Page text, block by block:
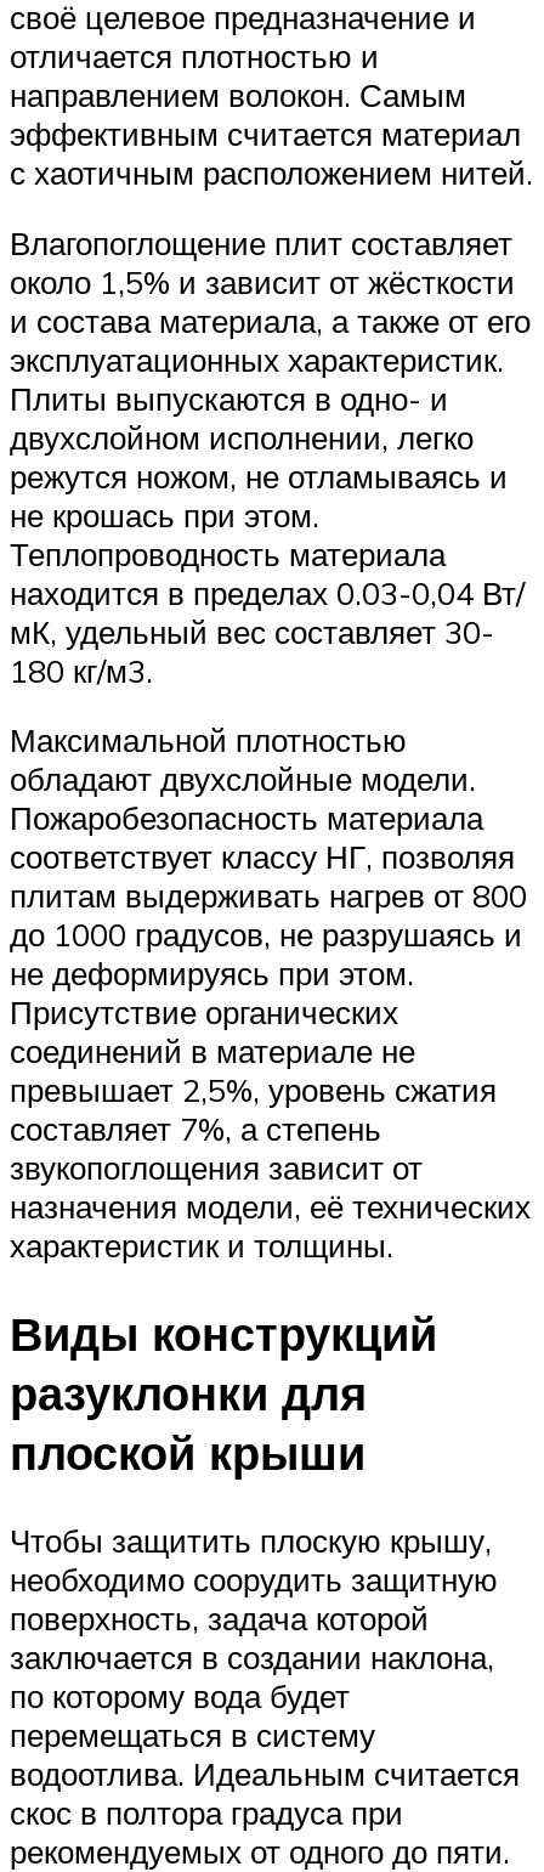
своё целевое предназначение и
отличается плотностью и
направлением волокон. Самым
эффективным считается материал
с хаотичным расположением нитей.
Влагопоглощение плит составляет
около 1,5% и зависит от жёсткости
и состава материала, а также от его
эксплуатационных характеристик.
Плиты выпускаются в одно- и
двухслойном исполнении, легко
режутся ножом, не отламываясь и
не крошась при этом.
Теплопроводность материала
находится в пределах 0.03-0,04 Вт/
мК, удельный вес составляет 30-
180 кг/м3.
Максимальной плотностью
обладают двухслойные модели.
Пожаробезопасность материала
соответствует классу НГ, позволяя
плитам выдерживать нагрев от 800
до 1000 градусов, не разрушаясь и
не деформируясь при этом.
Присутствие органических
соединений в материале не
превышает 2,5%, уровень сжатия
составляет 7%, а степень
звукопоглощения зависит от
назначения модели, её технических
характеристик и толщины.
Виды конструкций
разуклонки для
плоской крыши
Чтобы защитить плоскую крышу,
необходимо соорудить защитную
поверхность, задача которой
заключается в создании наклона,
по которому вода будет
перемещаться в систему
водоотлива. Идеальным считается
скос в полтора градуса при
рекомендуемых от одного до пяти.